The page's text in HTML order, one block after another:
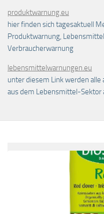
produktwarnung.eu
hier finden sich tagesaktuell
Produktwarnung,
Verbraucherwarnung
lebensmittelwarnungen.eu
unter diesem Link werden
aus dem Lebensmittel-Sektor